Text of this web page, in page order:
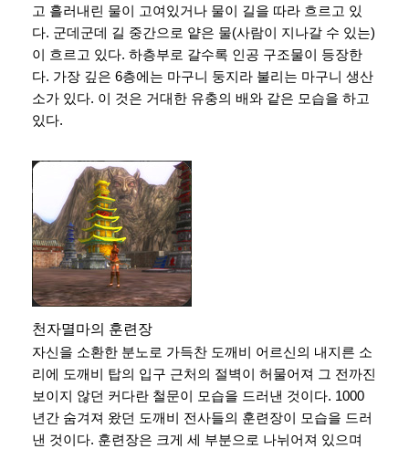
고 흘러내린 물이 고여있거나 물이 길을 따라 흐르고 있
다. 군데군데 길 중간으로 얕은 물(사람이 지나갈 수 있는)
이 흐르고 있다. 하층부로 갈수록 인공 구조물이 등장한
다. 가장 깊은 6층에는 마구니 둥지라 불리는 마구니 생산
소가 있다. 이 것은 거대한 유충의 배와 같은 모습을 하고
있다.
천자멸마의 훈련장
자신을 소환한 분노로 가득찬 도깨비 어르신의 내지른 소
리에 도깨비 탑의 입구 근처의 절벽이 허물어져 그 전까진
보이지 않던 커다란 철문이 모습을 드러낸 것이다. 1000
년간 숨겨져 왔던 도깨비 전사들의 훈련장이 모습을 드러
낸 것이다. 훈련장은 크게 세 부분으로 나뉘어져 있으며